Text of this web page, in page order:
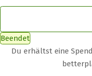
Beendet
Du erhältst eine